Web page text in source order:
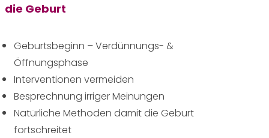
die Geburt
Geburtsbeginn – Verdünnungs- &
Öffnungsphase
Interventionen vermeiden
Besprechnung irriger Meinungen
Natürliche Methoden damit die Geburt
fortschreitet